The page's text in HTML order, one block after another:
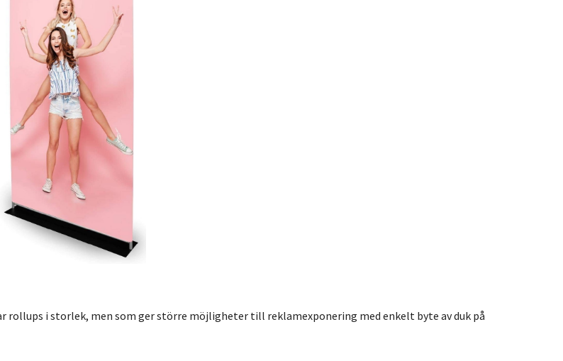
rollups i storlek, men som ger större möjligheter till reklamexponering med enkelt byte av duk på